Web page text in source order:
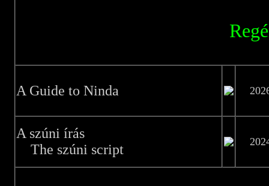
A Guide to Ninda
A szúni írás
The szúni script